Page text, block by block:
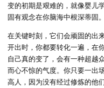
变的初期是艰难的，就像婴儿
固有观念在你脑海中根深蒂固。
在关键时刻，它们会顽固的出
开出时，你都要转化一遍，在
自己真的变了，会有一种超越
而心不惊的气度。你只要一出
高人，因为没有经过修炼的他